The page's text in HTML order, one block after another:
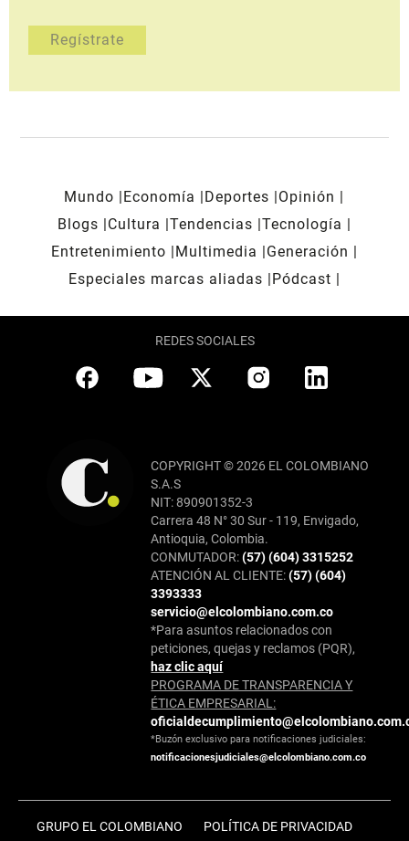
Mundo Economía Deportes
Opinión
Blogs
Cultura Tendencias Tecnología
Entretenimiento
Multimedia
Generación
Especiales marcas aliadas
Pódcast
REDES SOCIALES
COPYRIGHT © 2026 EL COLOMBIANO
S.A.S
NIT: 890901352-3
Carrera 48 N° 30 Sur - 119, Envigado,
Antioquia, Colombia.
CONMUTADOR:(57) (604) 3315252
ATENCIÓN AL CLIENTE:(57) (604)
3393333
servicio@elcolombiano.com.co
*Para asuntos relacionados con
peticiones, quejas y reclamos (PQR),
haz clic aquí
PROGRAMA DE TRANSPARENCIA Y
ÉTICA EMPRESARIAL:
*Buzón exclusivo para notificaciones judiciales:
notificacionesjudiciales@elcolombiano.com.co
GRUPO EL COLOMBIANO POLÍTICA DE PRIVACIDAD